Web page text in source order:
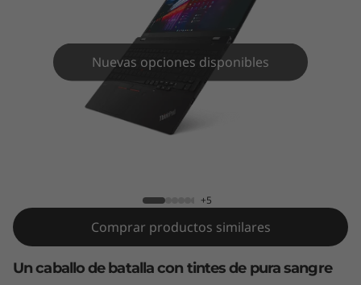
Nuevas opciones disponibles
+5
Comprar productos similares
Un caballo de batalla con tintes de pura sangre